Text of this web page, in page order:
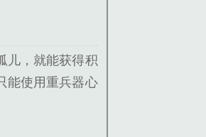
儿，就能获得积
能使用重兵器心
成的事但念头